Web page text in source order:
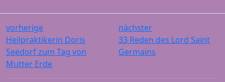
vorherige
Heilpraktikerin Doris
Seedorf zum Tag von
Mutter Erde
nächster
33 Reden des Lord Saint
Germains